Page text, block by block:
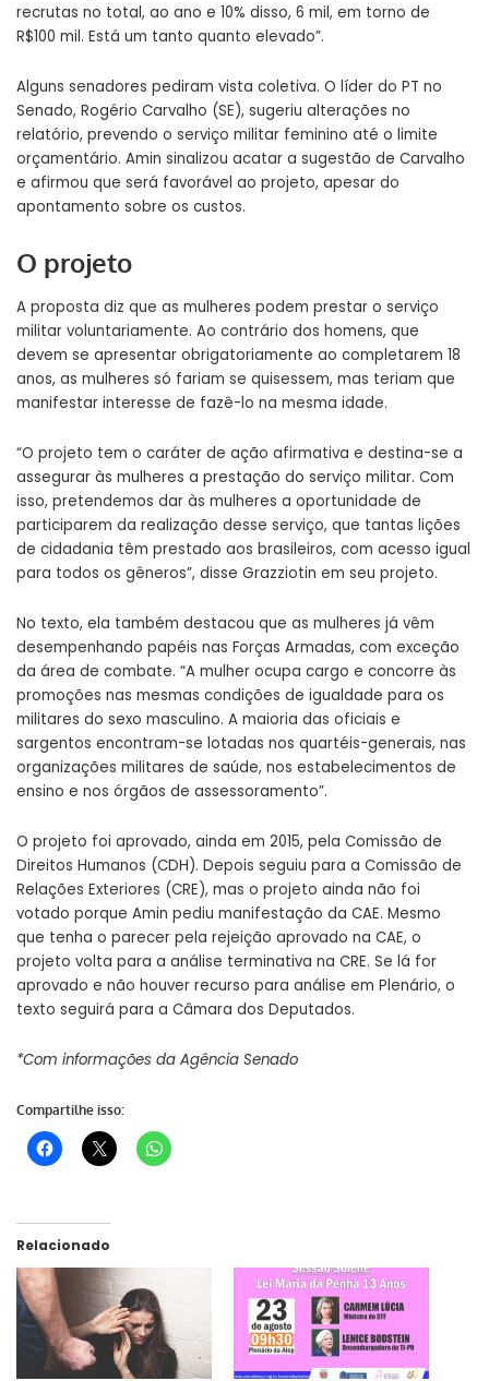
recrutas no total, ao ano e 10% disso, 6 mil, em torno de
R$100 mil. Está um tanto quanto elevado”.
Alguns senadores pediram vista coletiva. O líder do PT no
Senado, Rogério Carvalho (SE), sugeriu alterações no
relatório, prevendo o serviço militar feminino até o limite
orçamentário. Amin sinalizou acatar a sugestão de Carvalho
e afirmou que será favorável ao projeto, apesar do
apontamento sobre os custos.
O projeto
A proposta diz que as mulheres podem prestar o serviço
militar voluntariamente. Ao contrário dos homens, que
devem se apresentar obrigatoriamente ao completarem 18
anos, as mulheres só fariam se quisessem, mas teriam que
manifestar interesse de fazê-lo na mesma idade.
“O projeto tem o caráter de ação afirmativa e destina-se a
assegurar às mulheres a prestação do serviço militar. Com
isso, pretendemos dar às mulheres a oportunidade de
participarem da realização desse serviço, que tantas lições
de cidadania têm prestado aos brasileiros, com acesso igual
para todos os gêneros”, disse Grazziotin em seu projeto.
No texto, ela também destacou que as mulheres já vêm
desempenhando papéis nas Forças Armadas, com exceção
da área de combate. “A mulher ocupa cargo e concorre às
promoções nas mesmas condições de igualdade para os
militares do sexo masculino. A maioria das oficiais e
sargentos encontram-se lotadas nos quartéis-generais, nas
organizações militares de saúde, nos estabelecimentos de
ensino e nos órgãos de assessoramento”.
O projeto foi aprovado, ainda em 2015, pela Comissão de
Direitos Humanos (CDH). Depois seguiu para a Comissão de
Relações Exteriores (CRE), mas o projeto ainda não foi
votado porque Amin pediu manifestação da CAE. Mesmo
que tenha o parecer pela rejeição aprovado na CAE, o
projeto volta para a análise terminativa na CRE. Se lá for
aprovado e não houver recurso para análise em Plenário, o
texto seguirá para a Câmara dos Deputados.
*Com informações da Agência Senado
Compartilhe isso:
Relacionado